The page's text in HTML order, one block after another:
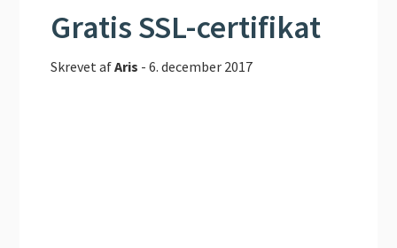
Gratis SSL-certifikat
Skrevet afAris -6. december 2017